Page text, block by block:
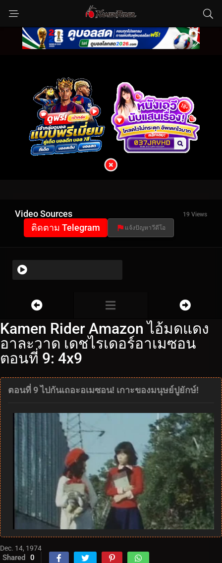
Video Sources 19 Views
ติดตาม Telegram แจ้งปัญหาวีดีโอ
Kamen Rider Amazon ไอ้มดแดง
อาละวาด เดชไรเดอร์อาเมซอน
ตอนที่ 9: 4x9
ตอนที่ 9 ไปกันเถอะอเมซอน! เกาะของมนุษย์ปูยักษ์!
Dec. 14, 1974
Shared 0